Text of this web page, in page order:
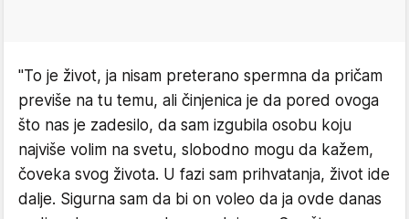
"To je život, ja nisam preterano spermna da pričam
previše na tu temu, ali činjenica je da pored ovoga
što nas je zadesilo, da sam izgubila osobu koju
najviše volim na svetu, slobodno mogu da kažem,
čoveka svog života. U fazi sam prihvatanja, život ide
dalje. Sigurna sam da bi on voleo da ja ovde danas